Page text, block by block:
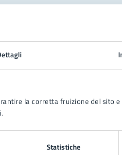
la corretta fruizione del sito
Statistiche